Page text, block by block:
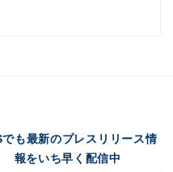
でも最新のプレスリリース情
報をいち早く配信中